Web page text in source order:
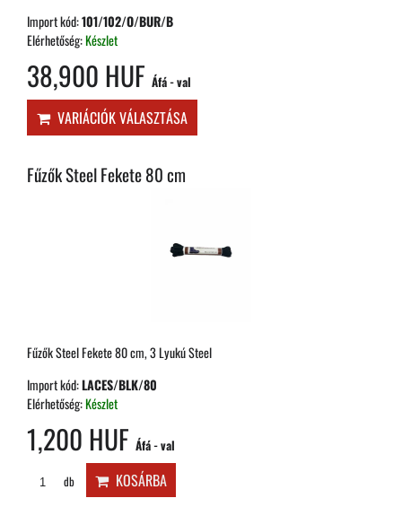
Import kód:101/102/O/BUR/B
Elérhetőség:Készlet
38,900 HUF Áfá - val
VARIÁCIÓK VÁLASZTÁSA
Fűzők Steel Fekete 80 cm
Fűzők Steel Fekete 80 cm, 3 Lyukú Steel
Import kód:LACES/BLK/80
Elérhetőség:Készlet
1,200 HUF Áfá - val
db KOSÁRBA